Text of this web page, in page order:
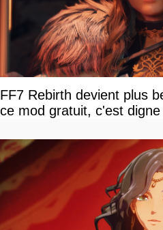
FF7 Rebirth devient plus
ce mod gratuit, c'est